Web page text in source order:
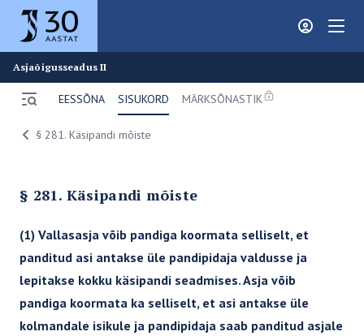
Juura
Patsiendikindlustus
Tsiviilseadustiku üldosa seadus
Tsiviilkohtumenetluse seadustik III
Tsiviilkohtumenetluse seadustik II
Tsiviilkohtumenetluse seadustik I
Asjaõigusseadus II
Ava menüü
EESSÕNA SISUKORD MÄRKSÕNASTIK
Breadcrumbs
§ 281. Käsipandi mõiste
§ 281. Käsipandi mõiste
(1) Vallasasja võib pandiga koormata selliselt, et
panditud asi antakse üle pandipidaja valdusse ja
lepitakse kokku käsipandi seadmises. Asja võib
pandiga koormata ka selliselt, et asi antakse üle
kolmandale isikule ja pandipidaja saab panditud asjale